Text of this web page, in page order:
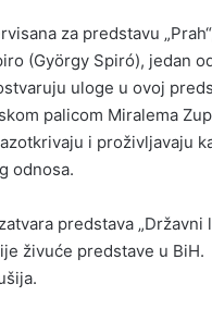
za predstavu
(György Spiró), jedan
uloge u ovoj
palicom Miralema
i proživljavaju
odnosa.
predstava
živuće predstave u